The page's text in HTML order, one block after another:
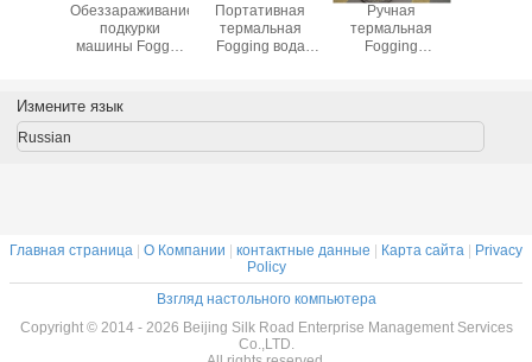
Обеззараживание
подкурки
машины Fogger
высокой ранга
термальное
Портативная
термальная
Fogging вода
зажигание
Ручная
термальная
Fogging
портативная
Измените язык
Russian
Главная страница | О Компании | контактные данные | Карта сайта | Privacy
Policy
Взгляд настольного компьютера
Copyright © 2014 - 2026 Beijing Silk Road Enterprise Management Services
Co.,LTD.